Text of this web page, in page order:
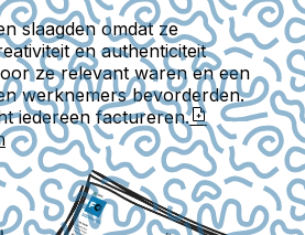
slaagden omdat ze
en authenticiteit
ze relevant waren en een
werknemers bevorderden.
iedereen factureren.